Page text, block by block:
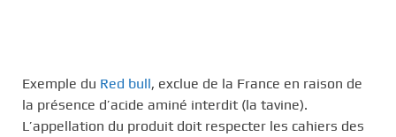
Exemple du Red bull, exclue de la France en raison de
la présence d’acide aminé interdit (la tavine).
L’appellation du produit doit respecter les cahiers des